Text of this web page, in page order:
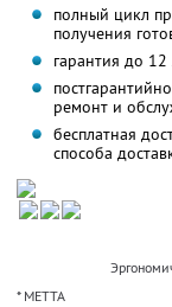
полный цикл
получения
гарантия до
ремонт и
бесплатная
способа
* МЕТТА